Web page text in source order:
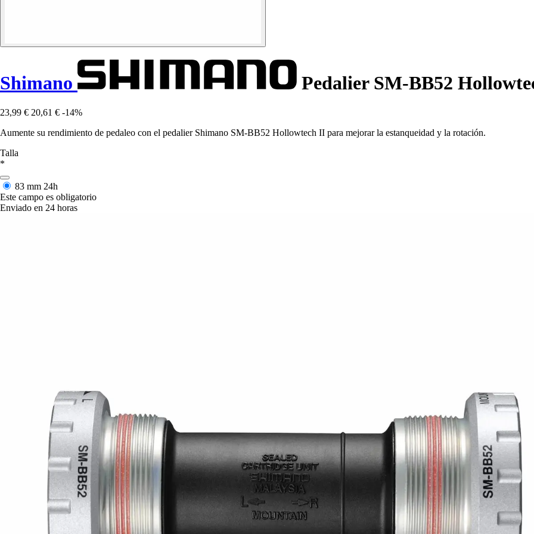
Shimano Pedalier SM-BB52
23,99 € 20,61 € -14%
Aumente su rendimiento de pedaleo con el pedalier Shimano SM-BB52 Hollowtech II para mejorar la estanqueidad y la rotación.
Talla
*
83 mm 24h
Este campo es obligatorio
Enviado en 24 horas